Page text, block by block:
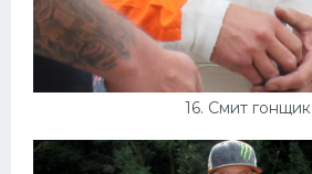
16. Смит гонщик